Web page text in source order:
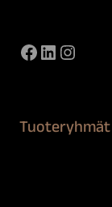
Facebook
LinkedIn
Tuoteryhmät